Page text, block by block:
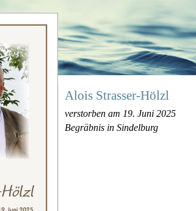
Alois Strasser-Hölzl
verstorben am 19. Juni 2025
Begräbnis in Sindelburg